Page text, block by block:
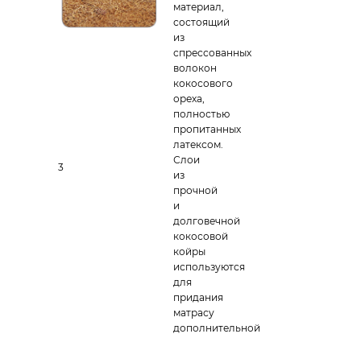
3
материал,
состоящий
из
спрессованных
волокон
кокосового
ореха,
полностью
пропитанных
латексом.
Слои
из
прочной
и
долговечной
кокосовой
койры
используются
для
придания
матрасу
дополнительной